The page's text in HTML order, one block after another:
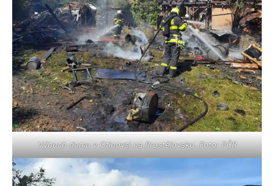
Výbuch domu v Otinovsi na Prostějovsku. Foto: PČR